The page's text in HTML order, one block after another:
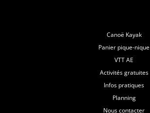
Canoë Kayak
Panier pique-nique
VTT AE
Activités gratuites
Infos pratiques
Planning
Nous contacter